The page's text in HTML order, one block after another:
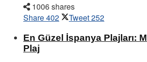
1006 shares
Share402 Tweet252
En Güzel İspanya Plajları:
Plaj